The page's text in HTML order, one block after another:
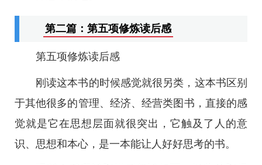
第二篇：第五项修炼读后感
第五项修炼读后感
刚读这本书的时候感觉就很另类，这本书区别
于其他很多的管理、经济、经营类图书，直接的感
觉就是它在思想层面就很突出，它触及了人的意
识、思想和本心，是一本能让人好好思考的书。